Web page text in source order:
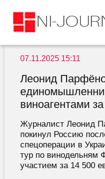
07.11.2025 15:11
Леонид
виноагентами
Журналист Леонид
покинул Россию
спецоперации в
тур по винодельням
участием за 14 500